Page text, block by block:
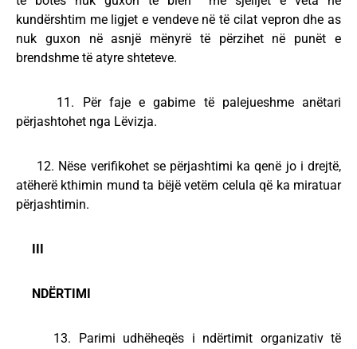
kundërshtim me ligjet e vendeve në të cilat vepron dhe as
nuk guxon në asnjë mënyrë të përzihet në punët e
brendshme të atyre shteteve.
11. Për faje e gabime të palejueshme anëtari
përjashtohet nga Lëvizja.
12. Nëse verifikohet se përjashtimi ka qenë jo i drejtë,
atëherë kthimin mund ta bëjë vetëm celula që ka miratuar
përjashtimin.
NDËRTIMI
13. Parimi udhëheqës i ndërtimit organizativ të